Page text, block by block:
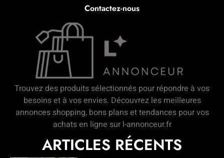
Contactez-nous
Trouvez des produits sélectionnés pour répondre à vos
besoins et à vos envies. Découvrez les meilleures
annonces shopping, bons plans et tendances pour vos
achats en ligne sur l-annonceur.fr
ARTICLES RÉCENTS